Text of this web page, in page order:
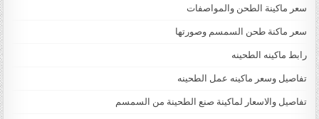
سعر ماكينة الطحن والمواصفات
سعر ماكنة طحن السمسم وصورتها
رابط ماكينه الطحينه
تفاصيل وسعر ماكينه عمل الطحينه
تفاصيل والاسعار لماكينة صنع الطحينة من السمسم